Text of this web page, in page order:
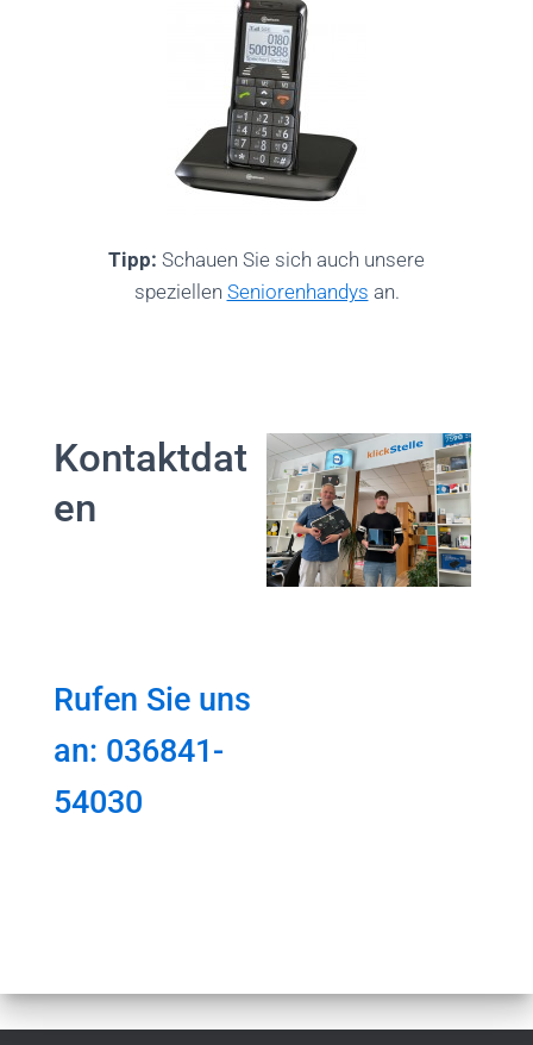
Tipp: Schauen Sie sich auch unsere
speziellen Seniorenhandys an.
Kontaktdat
en
Rufen Sie uns
an: 036841-
54030